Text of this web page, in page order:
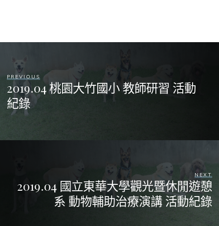
PREVIOUS
2019.04 桃園大竹國小 教師研習 活動
紀錄
NEXT
2019.04 國立東華大學觀光暨休閒遊憩
系 動物輔助治療演講 活動紀錄